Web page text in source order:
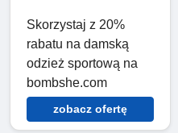
Skorzystaj z 20%
rabatu na damską
odzież sportową na
bombshe.com
zobacz ofertę